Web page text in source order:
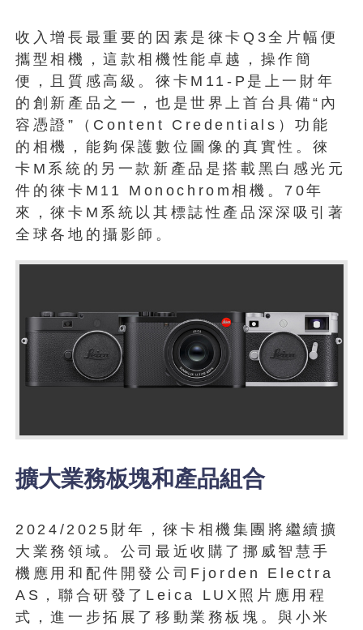
收入增長最重要的因素是徠卡Q3全片幅便
攜型相機，這款相機性能卓越，操作簡
便，且質感高級。徠卡M11-P是上一財年
的創新產品之一，也是世界上首台具備“內
容憑證”（Content Credentials）功能
的相機，能夠保護數位圖像的真實性。徠
卡M系統的另一款新產品是搭載黑白感光元
件的徠卡M11 Monochrom相機。70年
來，徠卡M系統以其標誌性產品深深吸引著
全球各地的攝影師。
擴大業務板塊和產品組合
2024/2025財年，徠卡相機集團將繼續擴
大業務領域。公司最近收購了挪威智慧手
機應用和配件開發公司Fjorden Electra
AS，聯合研發了Leica LUX照片應用程
式，進一步拓展了移動業務板塊。與小米